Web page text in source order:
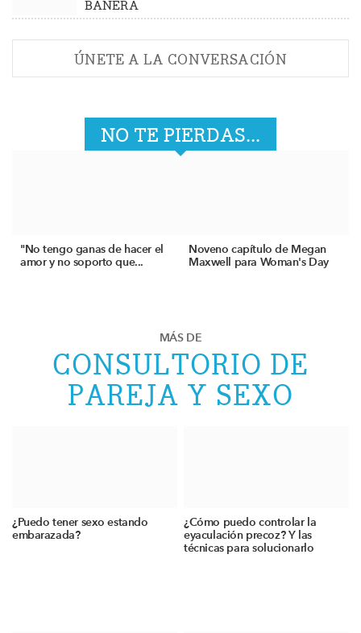
BAÑERA
ÚNETE A LA CONVERSACIÓN
NO TE PIERDAS...
"No tengo ganas de hacer el
amor y no soporto que...
Noveno capítulo de Megan
Maxwell para Woman's Day
MÁS DE
CONSULTORIO DE
PAREJA Y SEXO
¿Puedo tener sexo estando
embarazada?
¿Cómo puedo controlar la
eyaculación precoz? Y las
técnicas para solucionarlo